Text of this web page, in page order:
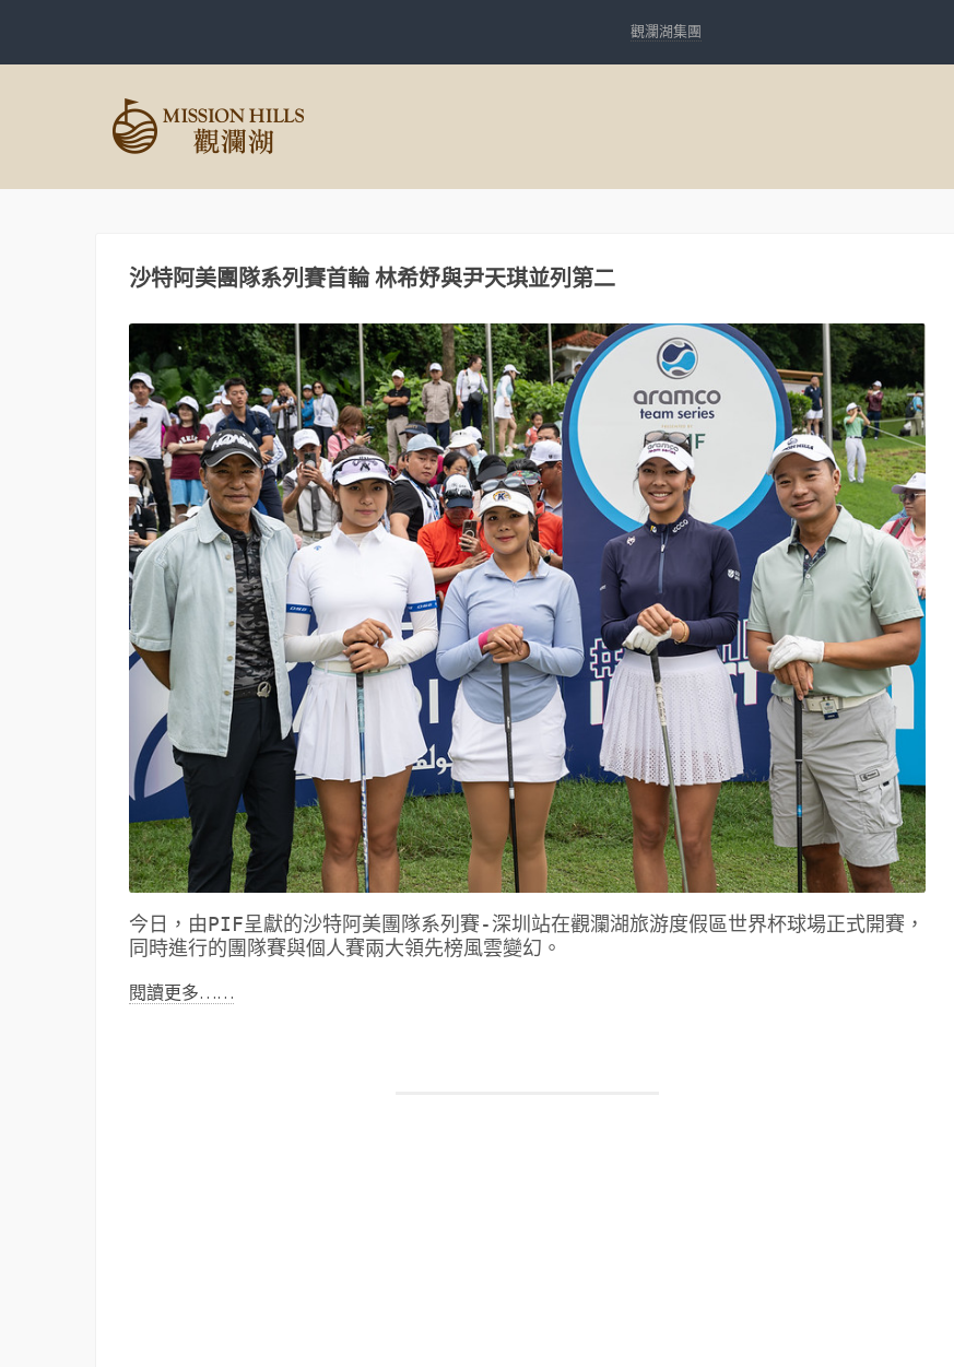
觀瀾湖集團
沙特阿美團隊系列賽首輪 林希妤與尹天琪並列第二
今日，由PIF呈獻的沙特阿美團隊系列賽-深圳站在觀瀾湖旅游度假區世界杯球場正式開賽，
同時進行的團隊賽與個人賽兩大領先榜風雲變幻。
閱讀更多……